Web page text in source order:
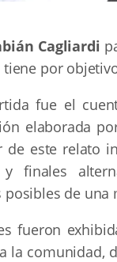
Cagliardi
tiene por
fue el
elaborada
de este relato
y finales
posibles de una
fueron
la comunidad,